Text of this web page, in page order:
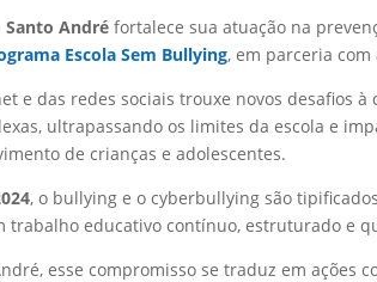
Santo André fortalece sua atuação na
Escola Sem Bullying, em parceria
e das redes sociais trouxe novos desafios
ultrapassando os limites da escola e
de crianças e adolescentes.
, o bullying e o cyberbullying são
trabalho educativo contínuo, estruturado e
esse compromisso se traduz em ações